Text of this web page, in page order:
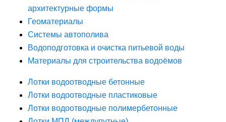
архитектурные формы
Геоматериалы
Системы автополива
Водоподготовка и очистка питьевой воды
Материалы для строительства водоёмов
Лотки водоотводные бетонные
Лотки водоотводные пластиковые
Лотки водоотводные полимербетонные